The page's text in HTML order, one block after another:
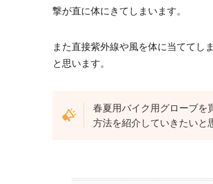
撃が直に体にきてしまいます。
また直接紫外線や風を体に当ててし
と思います。
春夏用バイク用グローブを
方法を紹介していきたいと